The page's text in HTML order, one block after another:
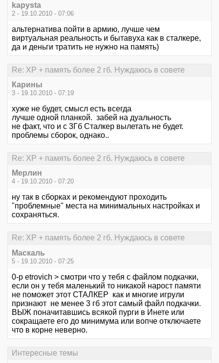
kapysta
2 - 19.10.2010 - 07:06
альтернатива пойти в армию, лучше чем
виртуальная реальность и бытавуха как в сталкере,
да и деньги тратить не нужно на память)
Re: XP + память более 2 гб. Нуждаюсь в совете
Карины
3 - 19.10.2010 - 07:19
хуже не будет, смысл есть всегда
лучше одной планкой. забей на дуальность
не факт, что и с 3Гб Сталкер вылетать не будет.
проблемы сборок, однако..
Re: XP + память более 2 гб. Нуждаюсь в совете
Мерлин
4 - 19.10.2010 - 07:20
ну так в сборках и рекомендуют проходить
"проблемные" места на минимальных настройках и
сохраняться.
Re: XP + память более 2 гб. Нуждаюсь в совете
Маскаль
5 - 19.10.2010 - 07:25
0-p etrovich > смотри что у тебя с файлом подкачки,
если он у тебя маленький то никакой нарост памяти
не поможет этот СТАЛКЕР как и многие игрули
признают не менее 3 гб этот самый файл подкачки.
ВЫЖ поначитавшись всякой пурги в Инете или
сокращаете его до минимума или вопче отключаете
что в корне неверно.
Интересные темы